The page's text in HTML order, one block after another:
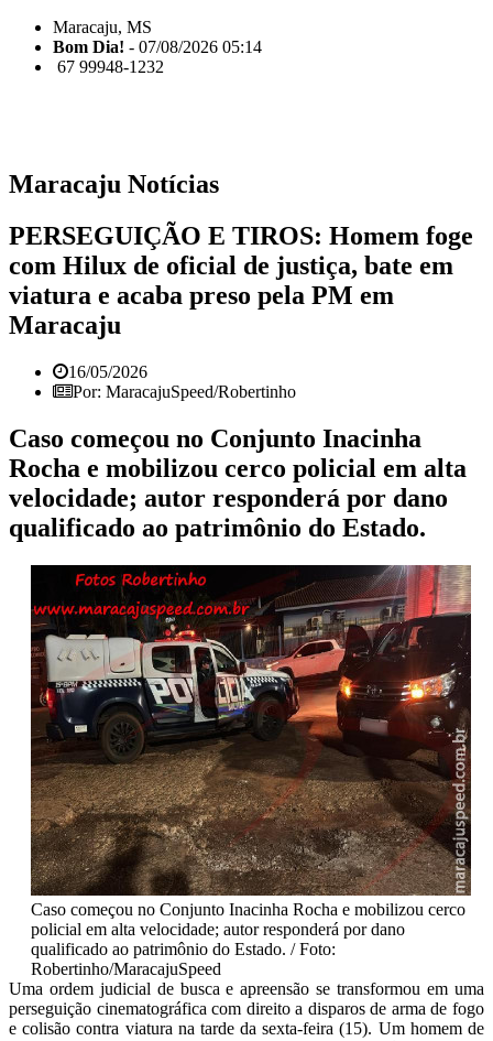
Maracaju, MS
Bom Dia! - 07/08/2026 05:14
67 99948-1232
Maracaju Notícias
PERSEGUIÇÃO E TIROS: Homem foge
com Hilux de oficial de justiça, bate em
viatura e acaba preso pela PM em
Maracaju
16/05/2026
Por: MaracajuSpeed/Robertinho
Caso começou no Conjunto Inacinha
Rocha e mobilizou cerco policial em alta
velocidade; autor responderá por dano
qualificado ao patrimônio do Estado.
Caso começou no Conjunto Inacinha Rocha e mobilizou cerco
policial em alta velocidade; autor responderá por dano
qualificado ao patrimônio do Estado. / Foto:
Robertinho/MaracajuSpeed
Uma ordem judicial de busca e apreensão se transformou em uma
perseguição cinematográfica com direito a disparos de arma de fogo
e colisão contra viatura na tarde da sexta-feira (15). Um homem de